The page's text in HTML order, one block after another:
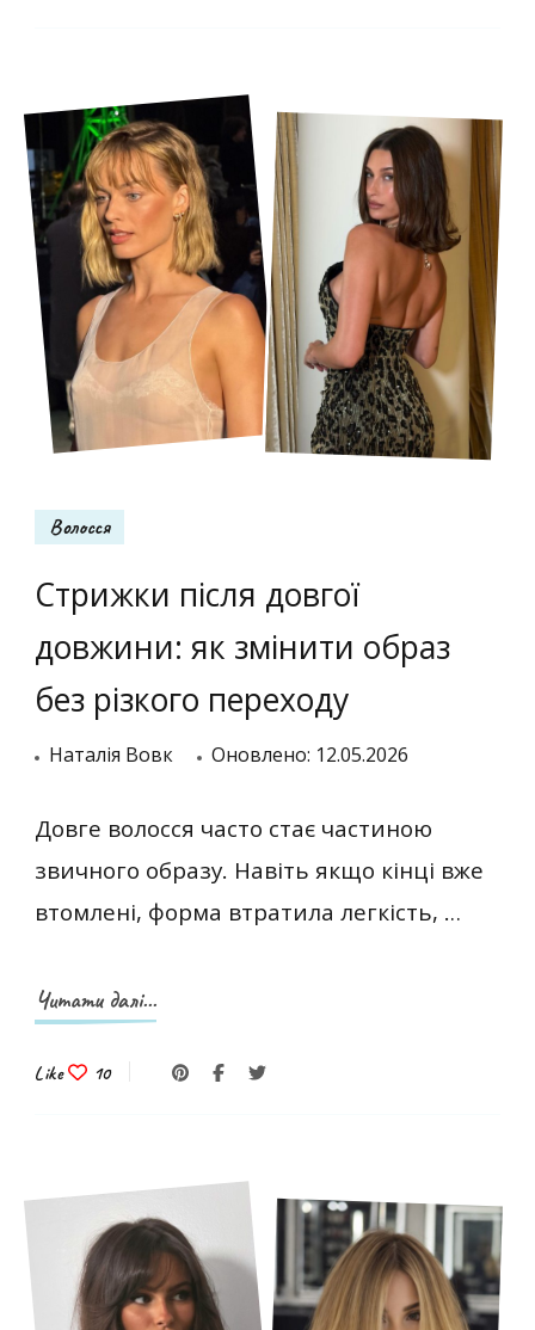
Волосся
Стрижки після довгої
довжини: як змінити образ
без різкого переходу
Наталія Вовк Оновлено: 12.05.2026
Довге волосся часто стає частиною
звичного образу. Навіть якщо кінці вже
втомлені, форма втратила легкість, …
Читати далі...
Like 10